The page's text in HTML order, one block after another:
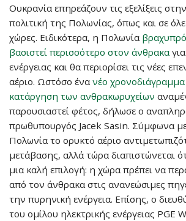
Ουκρανία επηρεάζουν τις εξελίξεις
πολιτική της Πολωνίας, όπως και σε
χώρες. Ειδικότερα, η Πολωνία
βασιστεί περισσότερο στον άνθρακα
ενέργειας και θα περιορίσει τις νέες
αέριο. Ωστόσο ένα νέο
κατάργηση των ανθρακωρυχείων
παρουσιαστεί φέτος, δήλωσε ο
πρωθυπουργός Jacek Sasin. Σύμφωνα με
Πολωνία το ορυκτό αέριο
μετάβασης, αλλά τώρα διαπιστώνεται
μια καλή επιλογή: η χώρα πρέπει να
από τον άνθρακα στις ανανεώσιμες
την πυρηνική ενέργεια. Επίσης, ο
του ομίλου ηλεκτρικής ενέργειας PGE